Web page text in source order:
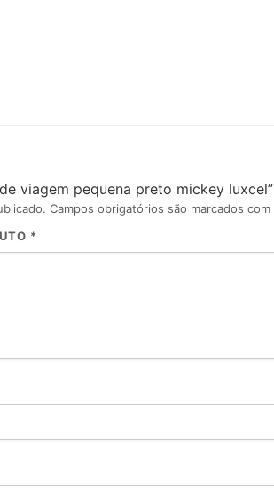
viagem pequena preto mickey luxcel”
Campos obrigatórios são marcados com
*